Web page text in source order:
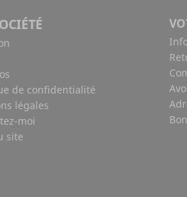
de confidentialité
légales
moi
site